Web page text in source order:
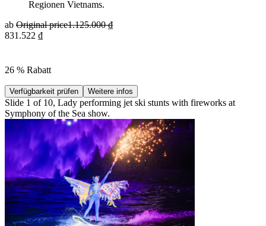
Regionen Vietnams.
ab Original price1.125.000 ₫
831.522 ₫
26 % Rabatt
Verfügbarkeit prüfen Weitere infos
Slide 1 of 10, Lady performing jet ski stunts with fireworks at
Symphony of the Sea show.